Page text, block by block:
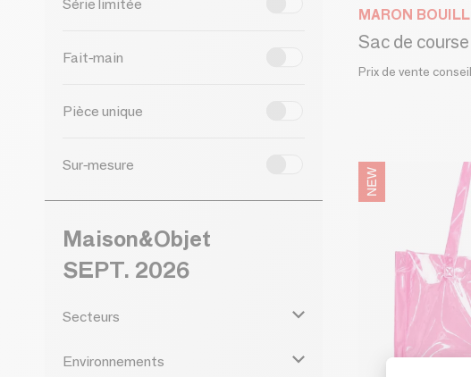
Série limitée
Fait-main
Pièce unique
Sur-mesure
Maison&Objet
SEPT. 2026
Secteurs
Environnements
MARON
Prix de vente